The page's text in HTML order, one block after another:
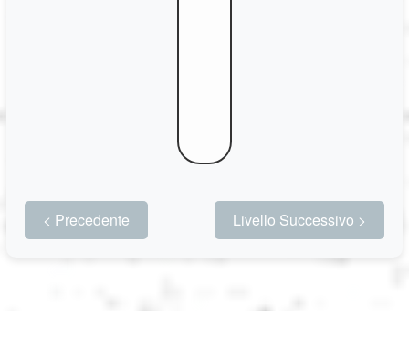
日本語
한국어
< Precedente Livello Successivo >